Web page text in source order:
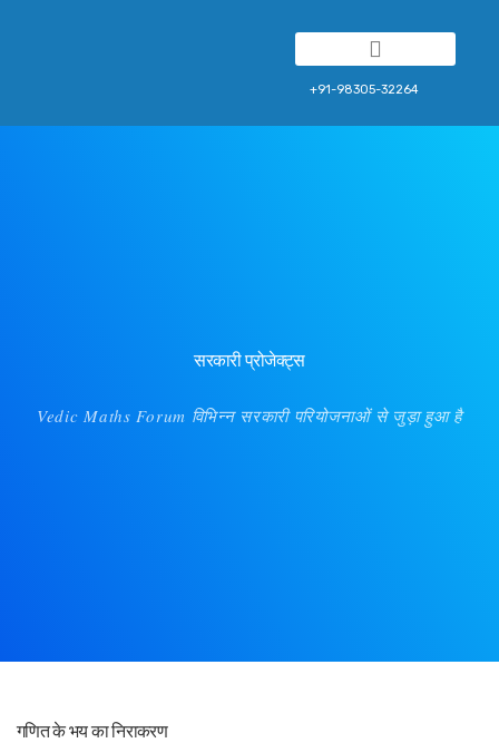
+91-98305-32264
सरकारी प्रोजेक्ट्स
Vedic Maths Forum विभिन्न सरकारी परियोजनाओं से जुड़ा हुआ है
गणित के भय का निराकरण